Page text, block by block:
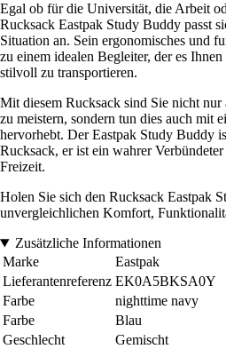
Egal ob für die Universität, die Arbeit
Rucksack Eastpak Study Buddy passt
Situation an. Sein ergonomisches und
zu einem idealen Begleiter, der es
stilvoll zu transportieren.
Mit diesem Rucksack sind Sie nicht nur
zu meistern, sondern tun dies auch mit
hervorhebt. Der Eastpak Study Buddy
Rucksack, er ist ein wahrer
Freizeit.
Holen Sie sich den Rucksack Eastpak
unvergleichlichen Komfort,
Zusätzliche Informationen
Marke
Eastpak
Lieferantenreferenz EK0A5BKSA0Y
Farbe
nighttime navy
Farbe
Blau
Geschlecht
Gemischt